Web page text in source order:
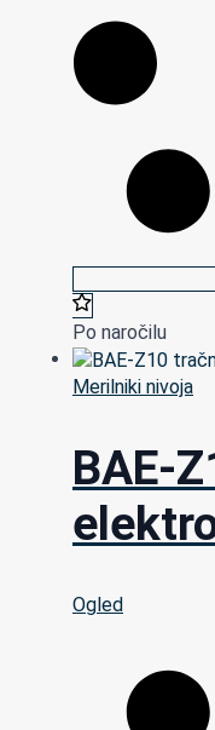
Po naročilu
Merilniki nivoja
BAE-
Ogled